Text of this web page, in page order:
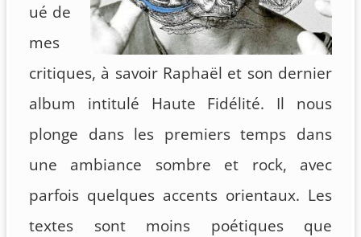
ué de
mes
critiques, à savoir Raphaël et son dernier
album intitulé Haute Fidélité. Il nous
plonge dans les premiers temps dans
une ambiance sombre et rock, avec
parfois quelques accents orientaux. Les
textes sont moins poétiques que